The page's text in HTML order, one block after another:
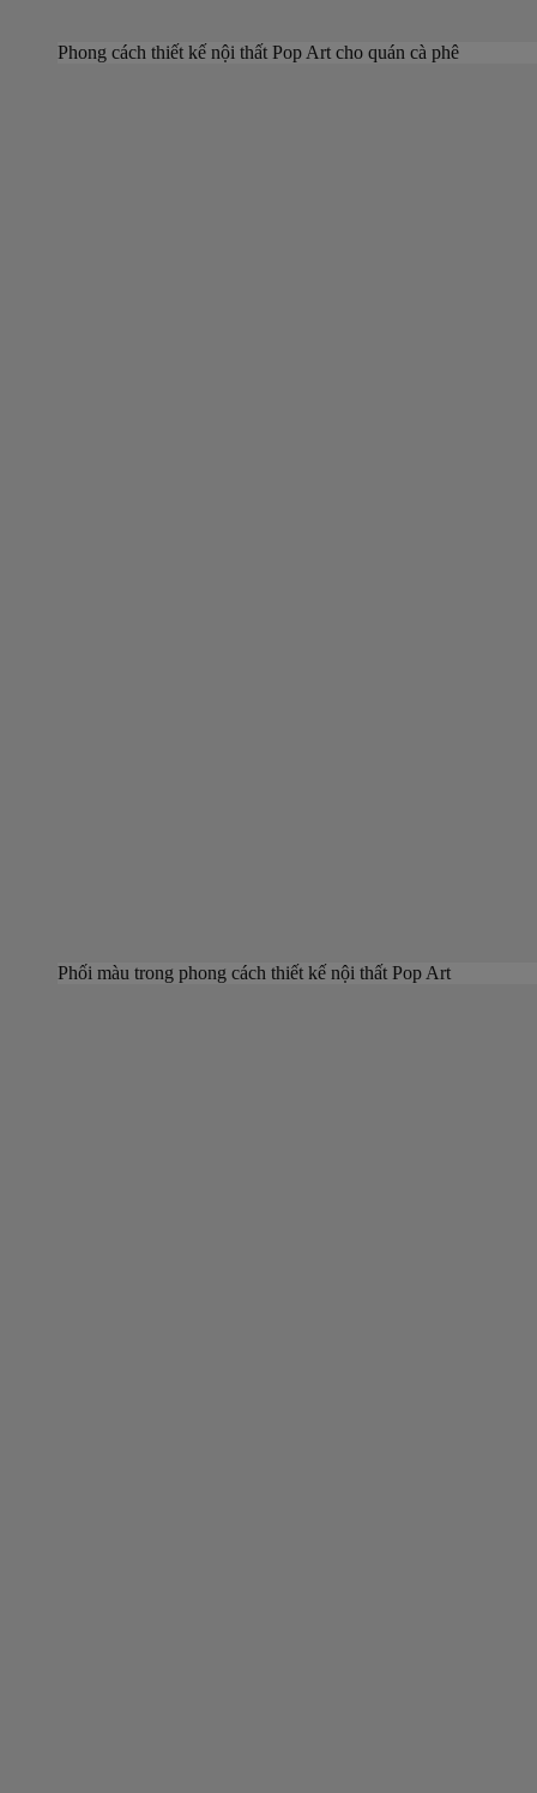
Phong cách thiết kế nội thất Pop Art cho quán cà phê
Phối màu trong phong cách thiết kế nội thất Pop Art